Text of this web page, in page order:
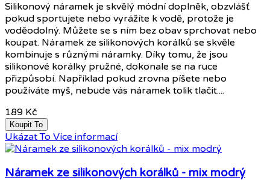
Silikonový náramek je skvělý módní doplněk, obzvlášť
pokud sportujete nebo vyrážíte k vodě, protože je
voděodolný. Můžete se s ním bez obav sprchovat nebo
koupat. Náramek ze silikonových korálků se skvěle
kombinuje s různými náramky. Díky tomu, že jsou
silikonové korálky pružné, dokonale se na ruce
přizpůsobí. Například pokud zrovna píšete nebo
používáte myš, nebude vás náramek tolik tlačit....
189 Kč
Koupit To
Ukázat To Více informací
Náramek ze silikonových korálků - mix modrý